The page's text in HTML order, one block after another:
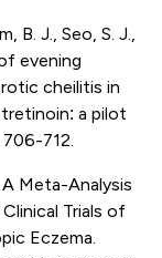
B. J., Seo, S. J.,
evening
cheilitis in
a pilot
712.
Meta-Analysis
Trials of
Eczema.